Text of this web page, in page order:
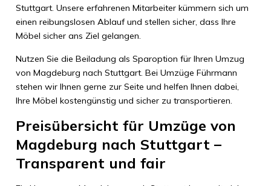
Stuttgart. Unsere erfahrenen Mitarbeiter kümmern sich um
einen reibungslosen Ablauf und stellen sicher, dass Ihre
Möbel sicher ans Ziel gelangen.
Nutzen Sie die Beiladung als Sparoption für Ihren Umzug
von Magdeburg nach Stuttgart. Bei Umzüge Führmann
stehen wir Ihnen gerne zur Seite und helfen Ihnen dabei,
Ihre Möbel kostengünstig und sicher zu transportieren.
Preisübersicht für Umzüge von
Magdeburg nach Stuttgart –
Transparent und fair